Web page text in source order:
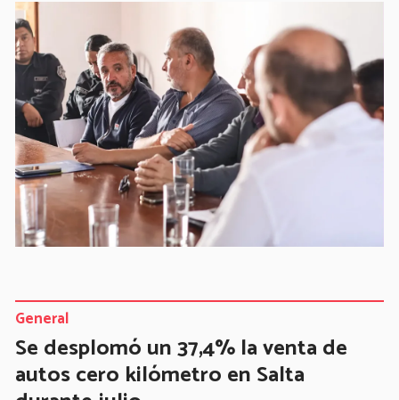
Se desplomó un 37,4% la venta de
autos cero kilómetro en Salta
General